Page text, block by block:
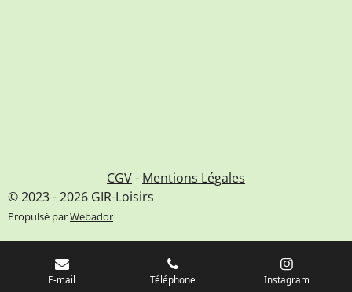
CGV- Mentions Légales
© 2023 - 2026 GIR-Loisirs
Propulsé parWebador
E-mail Téléphone Instagram